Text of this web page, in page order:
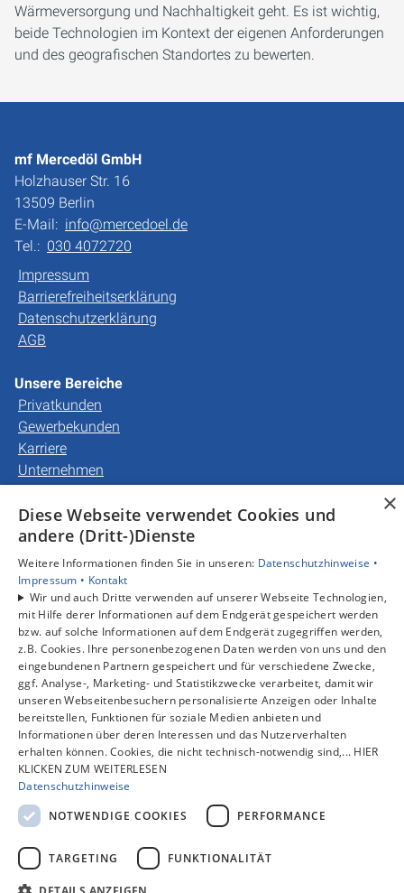
Wärmeversorgung und Nachhaltigkeit geht. Es ist wichtig,
beide Technologien im Kontext der eigenen Anforderungen
und des geografischen Standortes zu bewerten.
mf Mercedöl GmbH
Holzhauser Str. 16
13509 Berlin
E-Mail: info@mercedoel.de
Tel.: 030 4072720
Impressum
Barrierefreiheitserklärung
Datenschutzerklärung
AGB
Unsere Bereiche
Privatkunden
Gewerbekunden
Karriere
Unternehmen
×
Diese Webseite verwendet Cookies und
andere (Dritt-)Dienste
Weitere Informationen finden Sie in unseren: Datenschutzhinweise •
Impressum • Kontakt
Wir und auch Dritte verwenden auf unserer Webseite Technologien,
mit Hilfe derer Informationen auf dem Endgerät gespeichert werden
bzw. auf solche Informationen auf dem Endgerät zugegriffen werden,
z.B. Cookies. Ihre personenbezogenen Daten werden von uns und den
eingebundenen Partnern gespeichert und für verschiedene Zwecke,
ggf. Analyse-, Marketing- und Statistikzwecke verarbeitet, damit wir
unseren Webseitenbesuchern personalisierte Anzeigen oder Inhalte
bereitstellen, Funktionen für soziale Medien anbieten und
Informationen über deren Interessen und das Nutzerverhalten
erhalten können. Cookies, die nicht technisch-notwendig sind,... HIER
KLICKEN ZUM WEITERLESEN
Datenschutzhinweise
NOTWENDIGE COOKIES
PERFORMANCE
TARGETING FUNKTIONALITÄT